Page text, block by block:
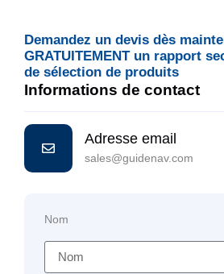
Demandez un devis dès
GRATUITEMENT un rapport
de sélection de produits
Informations de contact
Adresse email
sales@guidenav.com
Nom